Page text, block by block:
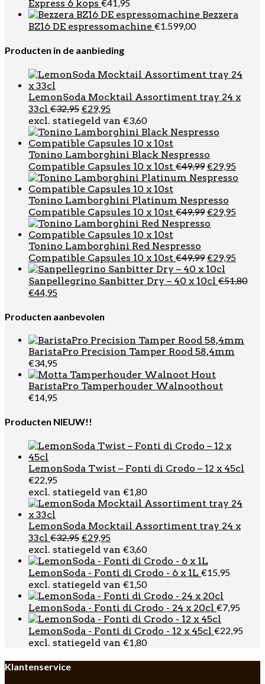
€10,95.€7,99.
Express 6 kops €41,95
Bezzera
BZ16 DE espressomachine €1.599,00
Producten in de aanbieding
LemonSoda Mocktail Assortiment tray 24 x
33cl €32,95 Oorspronkelijke
prijs
was:
€32,95.
€29,95Huidige
prijs
is:
€29,95.
excl. statiegeld van €3,60
Tonino Lamborghini Black Nespresso
Compatible Capsules 10 x 10st €49,99
prijs
€49,99.
€29,95
prijs
Tonino Lamborghini Platinum Nespresso
Compatible Capsules 10 x 10st €49,99
prijs
€29,95
Tonino Lamborghini Red Nespresso
Compatible Capsules 10 x 10st €49,99
prijs
was:
€29,95
is:
Sanpellegrino Sanbitter Dry – 40 x 10cl €51,80
Oorspronkelijke
was:
€44,95Huidige
is:
Producten aanbevolen
BaristaPro Precision Tamper Rood 58,4mm
€34,95
BaristaPro Tamperhouder Walnoothout
€14,95
Producten NIEUW!!
LemonSoda Twist – Fonti di Crodo – 12 x 45cl
€22,95
excl. statiegeld van €1,80
LemonSoda Mocktail Assortiment tray 24 x
33cl €32,95 Oorspronkelijke
prijs
was:
€32,95.
€29,95Huidige
prijs
is:
€29,95.
excl. statiegeld van €3,60
LemonSoda - Fonti di Crodo - 6 x 1L €15,95
excl. statiegeld van €1,50
LemonSoda - Fonti di Crodo - 24 x 20cl €7,95
LemonSoda - Fonti di Crodo - 12 x 45cl €22,95
excl. statiegeld van €1,80
Klantenservice